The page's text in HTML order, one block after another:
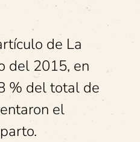
de La
del 2015, en
% del total de
el